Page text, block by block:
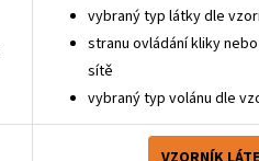
vybraný typ látky dle
stranu ovládání kliky
sítě
vybraný typ volánu dle